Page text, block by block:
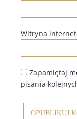
Witryna
Zapamiętaj
pisania